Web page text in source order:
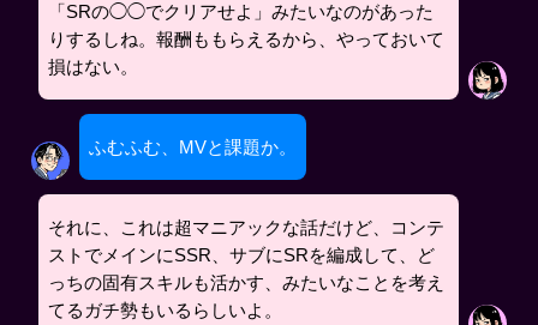
「SRの◯◯でクリアせよ」みたいなのがあった
りするしね。報酬ももらえるから、やっておいて
損はない。
ふむふむ、MVと課題か。
それに、これは超マニアックな話だけど、コンテ
ストでメインにSSR、サブにSRを編成して、ど
っちの固有スキルも活かす、みたいなことを考え
てるガチ勢もいるらしいよ。